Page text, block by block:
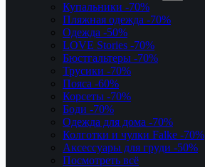
Купальники -70%
Пляжная одежда -70%
Одежда -50%
LOVE Stories -70%
Бюстгальтеры -70%
Трусики -70%
Пояса -60%
Корсеты -70%
Боди -70%
Одежда для дома -70%
Колготки и чулки Falke -70%
Аксессуары для груди -50%
Посмотреть всё